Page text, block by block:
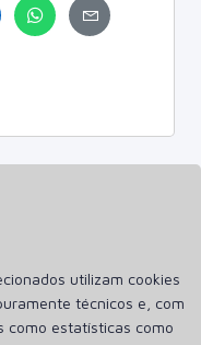
Hospedagem SSD de
de Domínios.
utilizam cookies
técnicos e, com
como estatísticas como